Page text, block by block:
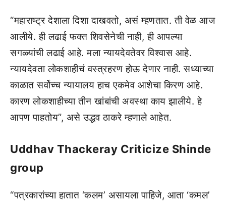
“महाराष्ट्र देशाला दिशा दाखवतो, असं म्हणतात. ती वेळ आज
आलीये. ही लढाई फक्त शिवसेनेची नाही, ही आपल्या
सगळ्यांची लढाई आहे. मला न्यायदेवतेवर विश्वास आहे.
न्यायदेवता लोकशाहीचं वस्त्रहरण होऊ देणार नाही. सध्याच्या
काळात सर्वोच्च न्यायालय हाच एकमेव आशेचा किरण आहे.
कारण लोकशाहीच्या तीन खांबांची अवस्था काय झालीये. हे
आपण पाहतोय”, असे उद्धव ठाकरे म्हणाले आहेत.
Uddhav Thackeray Criticize Shinde
group
“पत्रकारांच्या हातात ‘कलम’ असायला पाहिजे, आता ‘कमल’